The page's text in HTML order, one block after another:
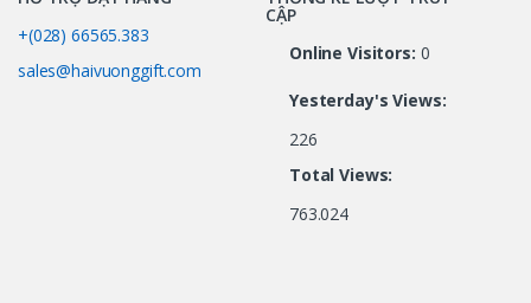
+(028) 66565.383
sales@haivuonggift.com
CẬP
Online Visitors: 0
Yesterday's Views:
226
Total Views:
763.024